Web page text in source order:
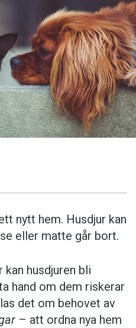
nytt hem. Husdjur kan
eller matte går bort.
kan husdjuren bli
hand om dem riskerar
det om behovet av
– att ordna nya hem